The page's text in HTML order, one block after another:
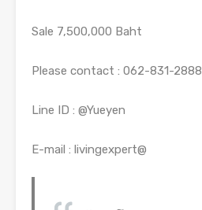
Sale 7,500,000 Baht
Please contact : 062-831-2888
Line ID : @Yueyen
E-mail : livingexpert@